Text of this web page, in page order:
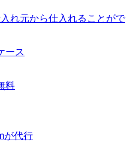
れ元から仕入れることがで
ース
料
が代行